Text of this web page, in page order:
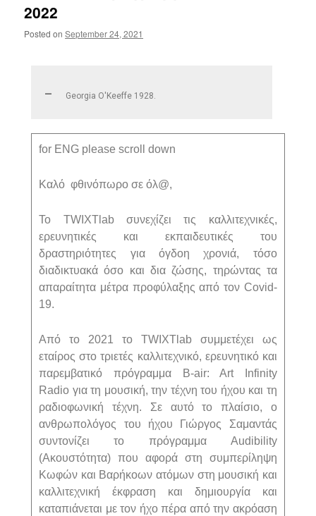
2022
Posted onSeptember 24, 2021
Georgia O'Keeffe 1928.
for ENG please scroll down
Καλό φθινόπωρο σε όλ@,
Το TWIXTlab συνεχίζει τις καλλιτεχνικές,
ερευνητικές και εκπαιδευτικές του
δραστηριότητες για όγδοη χρονιά, τόσο
διαδικτυακά όσο και δια ζώσης, τηρώντας τα
απαραίτητα μέτρα προφύλαξης από τον Covid-
19.
Από το 2021 το TWIXTlab συμμετέχει ως
εταίρος στο τριετές καλλιτεχνικό, ερευνητικό και
παρεμβατικό πρόγραμμα Β-air: Art Infinity
Radio για τη μουσική, την τέχνη του ήχου και τη
ραδιοφωνική τέχνη. Σε αυτό το πλαίσιο, ο
ανθρωπολόγος του ήχου Γιώργος Σαμαντάς
συντονίζει το πρόγραμμα Audibility
(Ακουστότητα) που αφορά στη συμπερίληψη
Κωφών και Βαρήκοων ατόμων στη μουσική και
καλλιτεχνική έκφραση και δημιουργία και
καταπιάνεται με τον ήχο πέρα από την ακρόαση